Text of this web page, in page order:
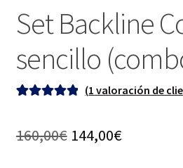
Set Backline
sencillo
base a
(1 valoración de
160,00€ El
144,00€El